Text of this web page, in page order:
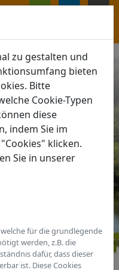
zu gestalten und
bieten
Bitte
Cookie-Typen
diese
indem Sie im
klicken.
Sie in unserer
für die grundlegende
werden, z.B. die
dafür, dass dieser
ist. Diese Cookies